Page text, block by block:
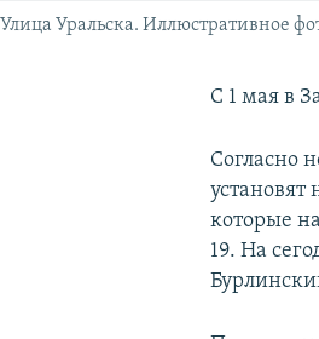
Улица Уральска. Иллюстративное
С 1 мая в
Согласно
установят
которые
19. На